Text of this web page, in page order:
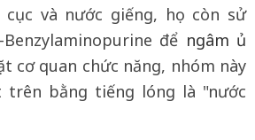
và nước giếng, họ còn sử
để ngâm ủ
cơ quan chức năng, nhóm này
trên bằng tiếng lóng là "nước